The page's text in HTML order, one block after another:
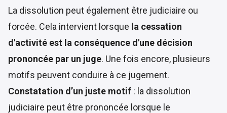
La dissolution peut également être judiciaire ou
forcée. Cela intervient lorsque la cessation
d'activité est la conséquence d'une décision
prononcée par un juge. Une fois encore, plusieurs
motifs peuvent conduire à ce jugement.
Constatation d’un juste motif : la dissolution
judiciaire peut être prononcée lorsque le